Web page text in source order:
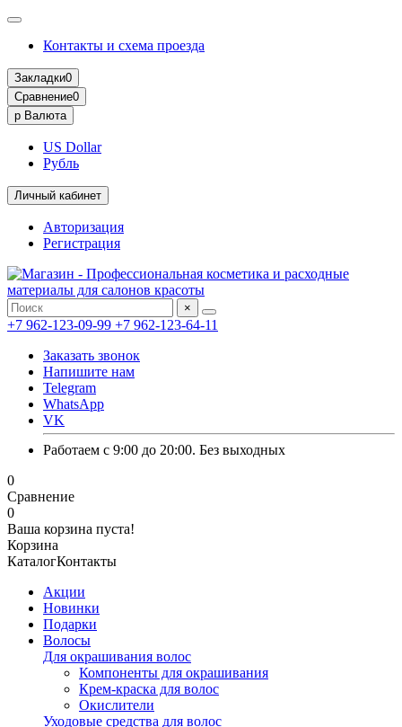
Контакты и схема проезда
Закладки0
Сравнение0
р Валюта
US Dollar
Рубль
Личный кабинет
Авторизация
Регистрация
×
+7 962-123-09-99 +7 962-123-64-11
Заказать звонок
Напишите нам
Telegram
WhatsApp
VK
Работаем с 9:00 до 20:00. Без выходных
0
Сравнение
0
Ваша корзина пуста!
Корзина
КаталогКонтакты
Акции
Новинки
Подарки
Волосы
Для окрашивания волос
Компоненты для окрашивания
Крем-краска для волос
Окислители
Уходовые средства для волос